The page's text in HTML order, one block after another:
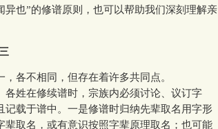
也”的修谱原则，也可以帮助我们深刻理解亲
三
各不相同，但存在着许多共同点。
姓在修续谱时，宗族内必须讨论、议订字
载于谱中。一是修谱时归纳先辈取名用字形
取名，或有意识按照字辈原理取名；也可能